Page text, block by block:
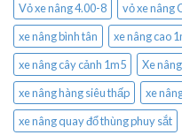
Vỏ xe nâng 4.00-8
vỏ xe nâng
xe nâng bình tân
xe nâng cao
xe nâng cây cảnh 1m5
Xe
xe nâng hàng siêu thấp
xe
xe nâng quay đổ thùng phuy sắt